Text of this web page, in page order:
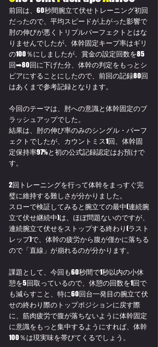
前回は、60秒間腕立て伏せトレーニング初回
だったので、平均スピードが上がった影響で
肘の伸びが悪くトリプルパーフェクトとはな
りませんでしたが、体幹固定キープ率はギリ
の100％にしましたが、賞金の設定回数を85
回➡80回に下げた分、体幹の判定をもっとシ
ビアにすることにしたので、前回の記録80回
はあくまで参考記録となります。
今回のテーマは、肘への意識と体幹固定のブ
ラッシュアップでした。
結果は、肘の伸び率のみのシングル・パーフ
ェクトでしたが、カウントミス1回、体幹固
定保持率97%と初の公式記録認定はお預けで
す。
2回トレーニングを行って体幹をまっすぐ完
璧に維持する難しさが分かりました。
スローで検証してみると腕立ての最中(連続腕
立て伏せ継続中)は、ほぼ問題ないのですが、
連続腕立て伏せをストップする終わり(ラスト
レップ)で、体幹の疲労から腹が僅かに落ちる
ので「直線」が崩れるのが分かります。
課題として、今回も60秒間で1秒以内の小休
憩を5回取っているので、休憩の回数を1回で
も減らすこと、特に60回台一発目の腕立て伏
せの終わり際のトップポジションに戻す際
に、筋肉疲労で腹が落ちないように体幹固定
に意識をもっと集中するようにすれば、体幹
100％は現実味を帯びてくるでしょう。